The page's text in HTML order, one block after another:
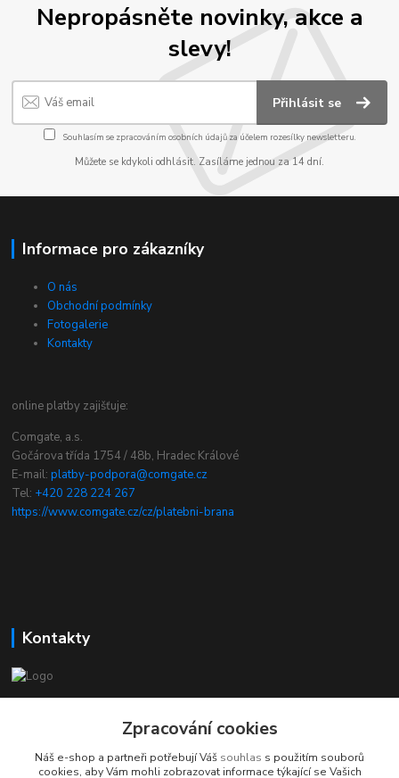
Nepropásněte novinky, akce a
slevy!
Přihlásit se
Souhlasím se zpracováním osobních údajůza účelem rozesílky newsletteru.
Můžete se kdykoli odhlásit. Zasíláme jednou za 14 dní.
Informace pro zákazníky
O nás
Obchodní podmínky
Fotogalerie
Kontakty
online platby zajišťuje:
Comgate, a.s.
Gočárova třída 1754 / 48b, Hradec Králové
E-mail:platby-podpora@comgate.cz
Tel: +420 228 224 267
https://www.comgate.cz/cz/platebni-brana
Kontakty
+420 777 896 071
Zpracování cookies
Náš e-shop a partneři potřebují Váš souhlas s použitím souborů
cookies, aby Vám mohli zobrazovat informace týkající se Vašich